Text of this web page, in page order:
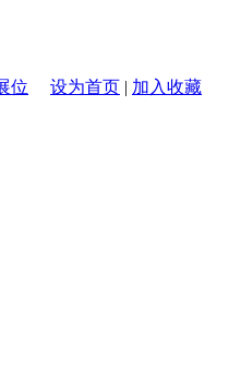
位 设为首页 | 加入收藏